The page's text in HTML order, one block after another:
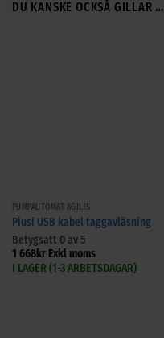
DU KANSKE OCKSÅ GILLAR …
PUMPAUTOMAT AGILIS
Piusi USB kabel taggavläsning
Betygsatt 0av 5
1 668krExkl moms
I LAGER (1-3 ARBETSDAGAR)